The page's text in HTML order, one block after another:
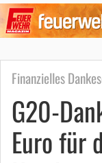
Finanzielles
G20-
Euro für